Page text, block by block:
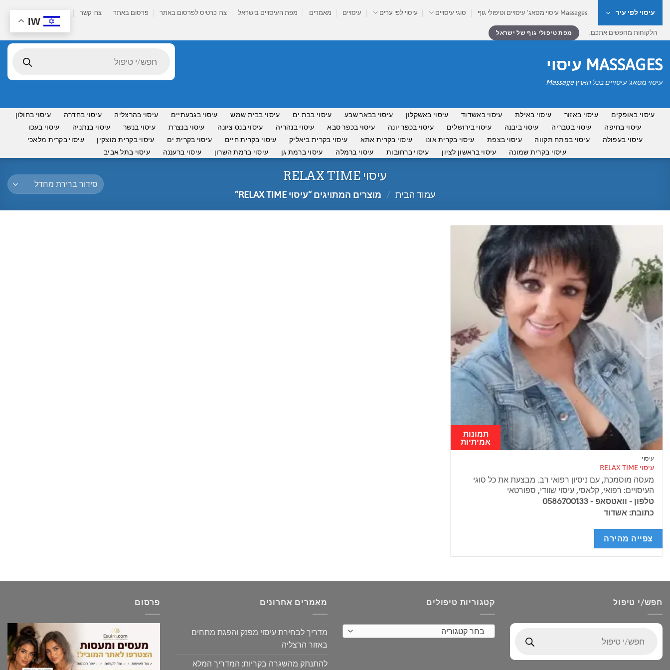
content
עיסוי לפי עיר Massages עיסוי מסאג’ עיסויים וטיפולי גוף סוגי עיסויים עיסוי לפי ערים עיסויים מאמרים מפת העיסויים בישראל צרו כרטיס לפרסום באתר פרסום באתר צרו קשר
הלקוחות מחפשים אתכם. מפת טיפולי גוף של ישראל
MASSAGES עיסוי
עיסוי מסאג' עיסויים בכל הארץ Massage
עיסוי באופקים עיסוי באזור עיסוי באילת עיסוי באשדוד עיסוי באשקלון עיסוי בבאר שבע עיסוי בבת ים עיסוי בבית שמש עיסוי בגבעתיים עיסוי בהרצליה עיסוי בחדרה
עיסוי בחולון
עיסוי בחיפה
עיסוי בטבריה עיסוי ביבנה עיסוי בירושלים עיסוי בכפר יונה עיסוי בכפר סבא עיסוי בנהריה עיסוי בנס ציונה עיסוי בנצרת עיסוי בנשר עיסוי בנתניה
עיסוי בעכו
עיסוי בעפולה
עיסוי בפתח תקווה עיסוי בצפת עיסוי בקרית אונו עיסוי בקרית אתא עיסוי בקרית ביאליק עיסוי בקרית חיים עיסוי בקרית ים עיסוי בקרית מוצקין
עיסוי בקרית מלאכי
עיסוי בקרית שמונה
עיסוי בראשון לציון עיסוי ברחובות עיסוי ברמלה עיסוי ברמת גן עיסוי ברמת השרון עיסוי ברעננה עיסוי בתל אביב
עיסוי RELAX TIME
עמוד הבית / מוצרים המתויגים “עיסוי RELAX TIME”
תמונות
אמיתיות
עיסוי
עיסוי RELAX TIME
מעסה מוסמכת, עם ניסיון רפואי רב. מבצעת את כל סוגי
העיסויים: רפואי, קלאסי, עיסוי שוודי, ספורטאי
טלפון - וואטסאפ - 0586700133
כתובת: אשדוד
צפייה מהירה
חפש/י טיפול
search
קטגוריות טיפולים
בחר קטגוריה
מאמרים אחרונים
מדריך לבחירת עיסוי מפנק והפגת מתחים
באזור הרצליה
להתנתק מהשגרה בקריות: המדריך המלא
פרסום
IW